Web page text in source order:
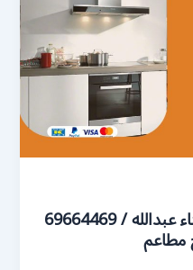
رقم فني تركيب مداخن ميناء عبدالله / 69664469
مطاعم